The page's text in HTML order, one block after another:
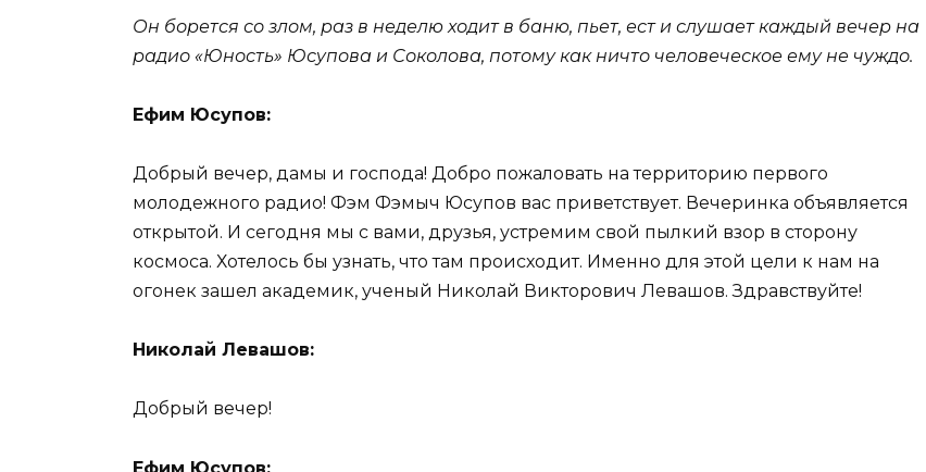
Он борется со злом, раз в неделю ходит в баню, пьет, ест и слушает каждый вечер на
радио «Юность» Юсупова и Соколова, потому как ничто человеческое ему не чуждо.
Ефим Юсупов:
Добрый вечер, дамы и господа! Добро пожаловать на территорию первого
молодежного радио! Фэм Фэмыч Юсупов вас приветствует. Вечеринка объявляется
открытой. И сегодня мы с вами, друзья, устремим свой пылкий взор в сторону
космоса. Хотелось бы узнать, что там происходит. Именно для этой цели к нам на
огонек зашел академик, ученый Николай Викторович Левашов. Здравствуйте!
Николай Левашов:
Добрый вечер!
Ефим Юсупов: